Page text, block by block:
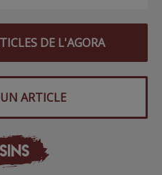
DE L'AGORA
ARTICLE